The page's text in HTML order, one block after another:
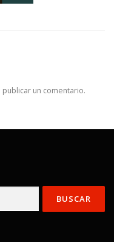
publicar un comentario.